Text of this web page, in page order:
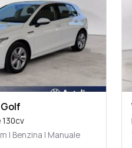
Golf
130cv
| Benzina | Manuale